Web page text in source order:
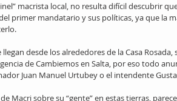
macrista local, no resulta difícil descubrir
primer mandatario y sus políticas, ya que la
desde los alrededores de la Casa
de Cambiemos en Salta, por eso todo
Juan Manuel Urtubey o el intendente
Macri sobre su “gente” en estas tierras,